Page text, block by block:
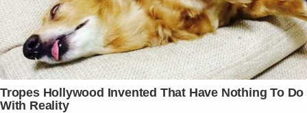
Tropes Hollywood Invented That Have Nothing To Do
With Reality